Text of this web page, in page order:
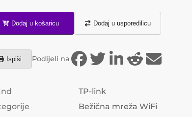
Dodaj u košaricu Dodaj u usporedilicu
Ispiši Podijeli na
TP-link
Bežična mreža WiFi